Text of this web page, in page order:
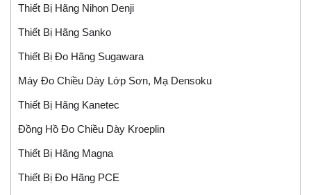
Thiết Bị Hãng Nihon Denji
Thiết Bị Hãng Sanko
Thiết Bị Đo Hãng Sugawara
Máy Đo Chiều Dày Lớp Sơn, Mạ Densoku
Thiết Bị Hãng Kanetec
Đồng Hồ Đo Chiều Dày Kroeplin
Thiết Bị Hãng Magna
Thiết Bị Đo Hãng PCE